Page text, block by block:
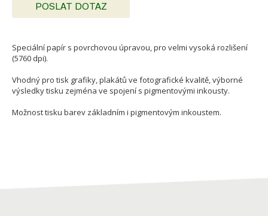
POSLAT DOTAZ
Speciální papír s povrchovou úpravou, pro velmi vysoká rozlišení
(5760 dpi).
Vhodný pro tisk grafiky, plakátů ve fotografické kvalitě, výborné
výsledky tisku zejména ve spojení s pigmentovými inkousty.
Možnost tisku barev základním i pigmentovým inkoustem.